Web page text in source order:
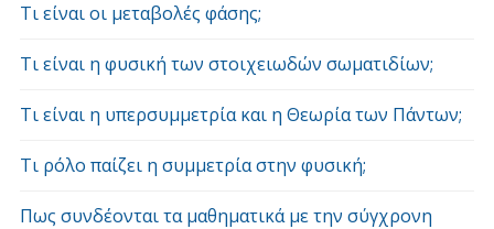
Τι είναι οι μεταβολές φάσης;
Τι είναι η φυσική των στοιχειωδών σωματιδίων;
Τι είναι η υπερσυμμετρία και η Θεωρία των Πάντων;
Τι ρόλο παίζει η συμμετρία στην φυσική;
Πως συνδέονται τα μαθηματικά με την σύγχρονη